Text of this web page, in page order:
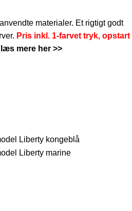
materialer. Et rigtigt godt
Pris inkl. 1-farvet tryk, opstart
læs mere her >>